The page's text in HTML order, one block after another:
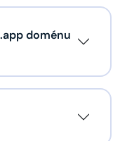
doménu